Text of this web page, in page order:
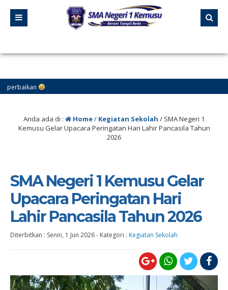
Anda ada di : Home/ Kegiatan Sekolah / SMA Negeri 1
Kemusu Gelar Upacara Peringatan Hari Lahir Pancasila Tahun
2026
SMA Negeri 1 Kemusu Gelar
Upacara Peringatan Hari
Lahir Pancasila Tahun 2026
Diterbitkan : Senin, 1 Jun 2026- Kategori : Kegiatan Sekolah